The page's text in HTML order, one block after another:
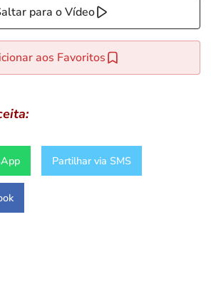
para o Vídeo
aos Favoritos
Partilhar via SMS